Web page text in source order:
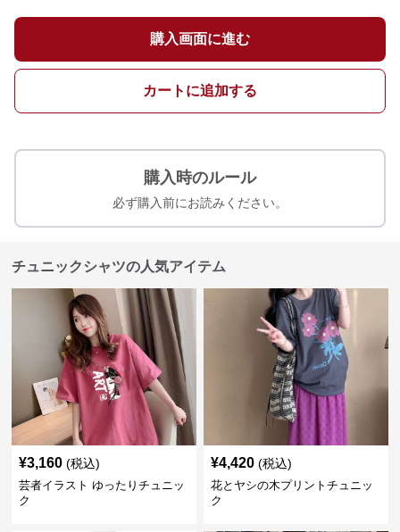
購入画面に進む
カートに追加する
購入時のルール
必ず購入前にお読みください。
チュニックシャツの人気アイテム
¥3,160 (税込)
芸者イラスト ゆったりチュニッ
ク
¥4,420 (税込)
花とヤシの木プリントチュニッ
ク